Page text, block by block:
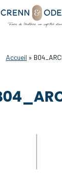
Accueil »